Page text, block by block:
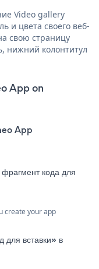
Video gallery
и цвета своего веб-
свою страницу
нижний колонтитул
App on
App
кода для
create your app
вставки» в